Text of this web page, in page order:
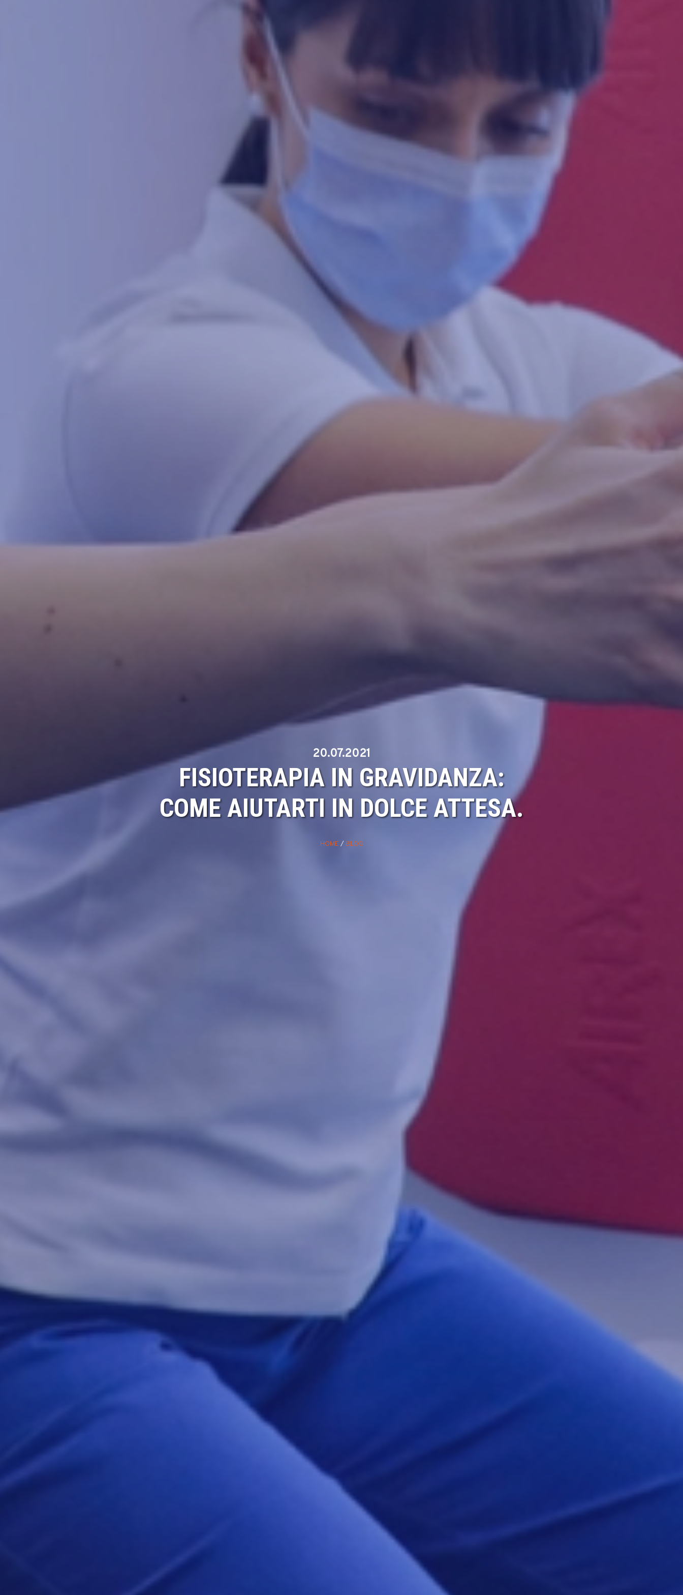
20.07.2021
FISIOTERAPIA IN GRAVIDANZA:
COME AIUTARTI IN DOLCE ATTESA.
HOME / BLOG